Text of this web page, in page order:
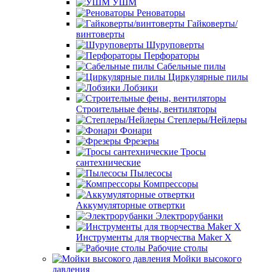
УШМ
Реноваторы
Гайковерты/
винтоверты
Шуруповерты
Перфораторы
Сабельные пилы
Циркулярные пилы
Лобзики
Строительные фены, вентиляторы
Степлеры/Нейлеры
Фонари
Фрезеры
Тросы
сантехнические
Пылесосы
Компрессоры
Аккумуляторные отвертки
Электрорубанки
Инструменты для творчества Maker X
Рабочие столы
Мойки высокого
давления